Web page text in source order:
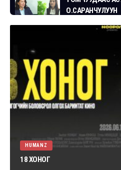
О.САРАНЧУЛУУН
Humanz
ТОМЧУУДААС
Humanz
ТОМЧУУДААС
Г.ЭРДЭНЭБАТ
Humanz
HUMANZ
18 ХОНОГ